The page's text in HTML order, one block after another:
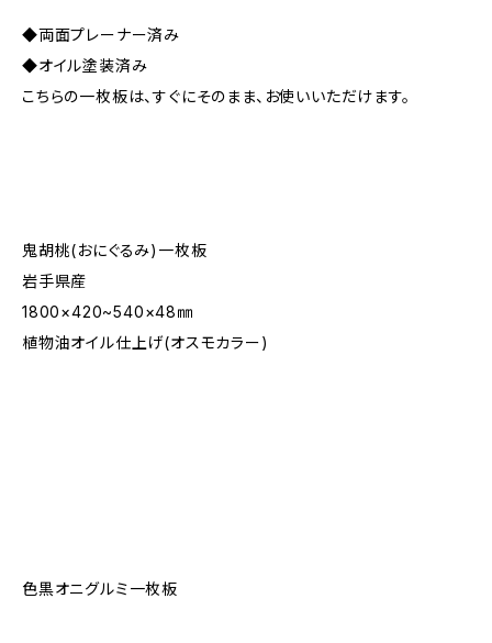
◆両面プレーナー済み
◆オイル塗装済み
こちらの一枚板は、すぐにそのまま、お使いいただけます。
鬼胡桃(おにぐるみ)一枚板
岩手県産
1800×420~540×48㎜
植物油オイル仕上げ(オスモカラー)
色黒オニグルミ一枚板